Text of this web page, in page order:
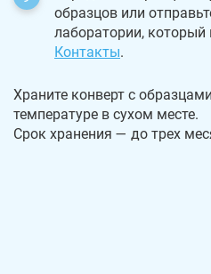
образцов или
лаборатории,
Контакты.
Храните конверт с
температуре в сухом месте.
Срок хранения — до трех